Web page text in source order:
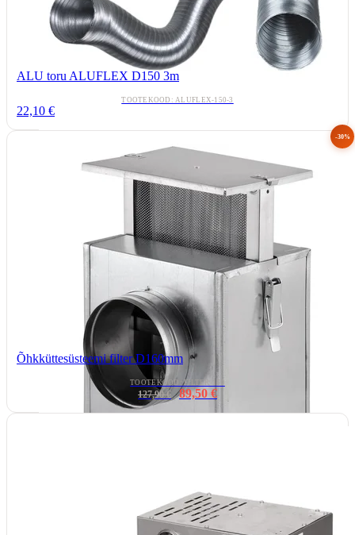
ALU toru ALUFLEX D150 3m
TOOTEKOOD: ALUFLEX-150-3
22,10 €
-30%
Õhkküttesüsteemi filter D160mm
TOOTEKOOD: FILTER-160
127,90 € 89,50 €